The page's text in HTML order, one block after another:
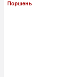
Поршень